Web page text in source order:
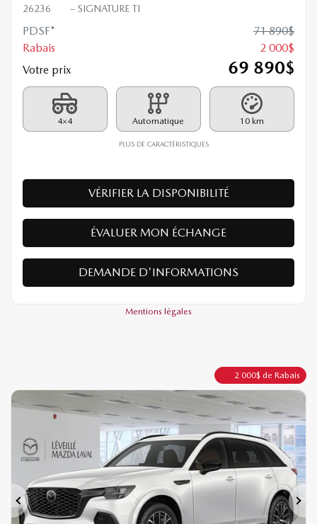
26236 – SIGNATURE TI
PDSF* 71 890$
Rabais
2 000$
Votre prix
69 890$
4×4 Automatique 10 km
PLUS DE CARACTÉRISTIQUES
VÉRIFIER LA DISPONIBILITÉ
ÉVALUER MON ÉCHANGE
DEMANDE D'INFORMATIONS
Mentions légales
2 000$ de Rabais
Précédent